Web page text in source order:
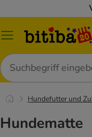
Menü
Suchen
Hundefutter und
Hundematte